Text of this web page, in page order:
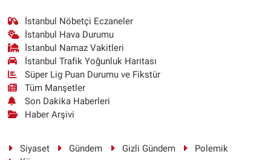
İstanbul Nöbetçi Eczaneler
İstanbul Hava Durumu
İstanbul Namaz Vakitleri
İstanbul Trafik Yoğunluk Haritası
Süper Lig Puan Durumu ve Fikstür
Tüm Manşetler
Son Dakika Haberleri
Haber Arşivi
Siyaset Gündem Gizli Gündem
Polemik